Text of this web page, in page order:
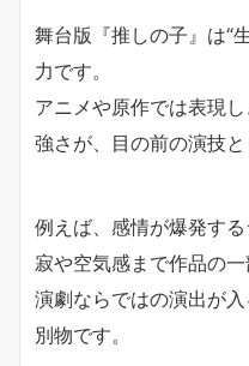
舞台版『推しの子』は“
力です。
アニメや原作では表現
強さが、目の前の演技と
例えば、感情が爆発す
寂や空気感まで作品の一
演劇ならではの演出が
別物です。